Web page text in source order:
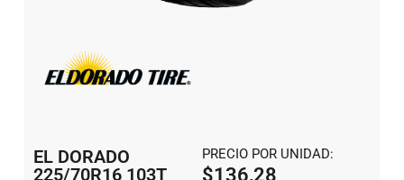
EL DORADO
225/70R16 103T
PRECIO POR UNIDAD:
$136,28